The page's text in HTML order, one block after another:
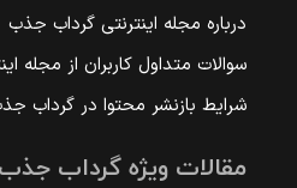
درباره مجله اینترنتی گرداب جذب
سوالات متداول کاربران از مجله
شرایط بازنشر محتوا در گرداب
مقالات ویژه گرداب جذب